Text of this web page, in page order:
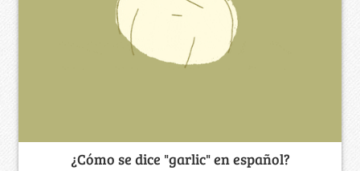
¿Cómo se dice "garlic" en español?